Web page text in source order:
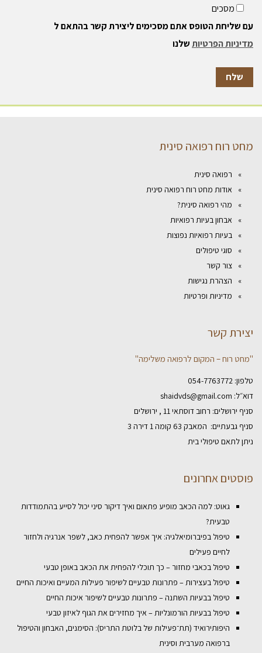
מסכים
עם שליחת הטופס אתם מסכימים ליצירת קשר בהתאם ל
מדיניות הפרטיותשלנו
מחט רוח רפואה סינית
רפואה סינית
אודות מחט רוח רפואה סינית
מהי רפואה סינית?
אבחון בעיות רפואיות
בעיות רפואיות נפוצות
סוגי טיפולים
צור קשר
הצהרת נגישות
מדיניות ופרטיות
יצירת קשר
"מחט רוח – המקום לרפואה משלימה"
טלפון: 054-7763772
דוא״ל: shaidvds@gmail.com
סניף ירושלים: רחוב דוסתאי 11 , ירושלים
סניף גבעתיים: המאבק 63 קומה 1 דירה 3
ניתן לתאם טיפולי בית
פוסטים אחרונים
גאוט: למה הכאב מופיע פתאום ואיך דיקור סיני יכול לסייע בהתמודדות
טבעית?
טיפול בפיברומיאלגיה: איך אפשר להפחית כאב, לשפר אנרגיה ולחזור
לחיים פעילים
טיפול בכאבי מחזור – כך תוכלי להפחית את הכאב באופן טבעי
טיפול בעצירות – פתרונות טבעיים לשיפור פעילות המעיים ואיכות החיים
טיפול בבעיות השתנה – פתרונות טבעיים לשיפור איכות החיים
טיפול בבעיות הורמונליות – איך מחזירים את הגוף לאיזון טבעי
היפותירואיד (תת־פעילות של בלוטת התריס): הסימנים, האבחון והטיפול
ברפואה מערבית וסינית